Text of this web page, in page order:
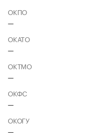
ОКПО
—
ОКАТО
—
ОКТМО
—
ОКФС
—
ОКОГУ
—